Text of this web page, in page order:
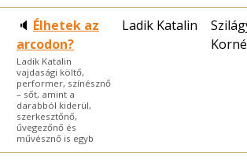
🔈 Élhetek az
arcodon?
Ladik Katalin
vajdasági költő,
performer, színésznő
– sőt, amint a
darabból kiderül,
szerkesztőnő,
űvegezőnő és
művésznő is egyb
Ladik Katalin